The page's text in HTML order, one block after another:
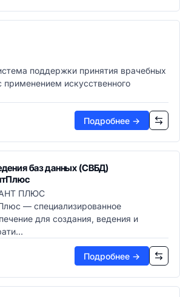
поддержки принятия врачебных
искусственного
Подробнее →
баз данных (СВБД)
ПЛЮС
— специализированное
для создания, ведения и
Подробнее →